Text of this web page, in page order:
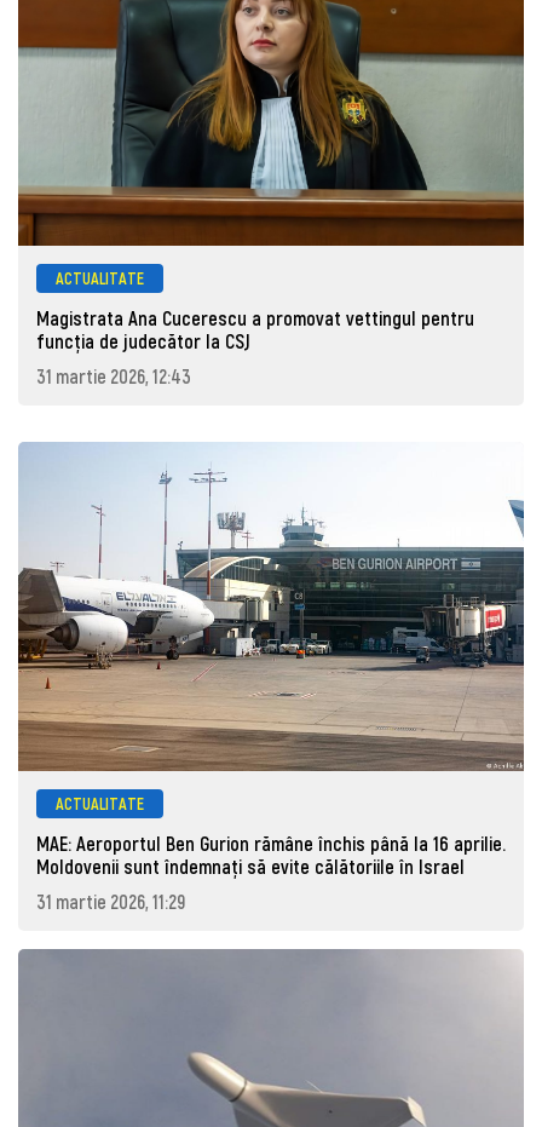
ACTUALITATE
Magistrata Ana Cucerescu a promovat vettingul pentru
funcția de judecător la CSJ
31 martie 2026, 12:43
ACTUALITATE
MAE: Aeroportul Ben Gurion rămâne închis până la 16 aprilie.
Moldovenii sunt îndemnați să evite călătoriile în Israel
31 martie 2026, 11:29